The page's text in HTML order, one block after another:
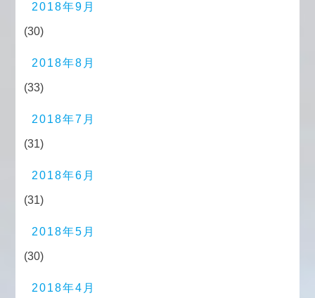
2018年9月
(30)
2018年8月
(33)
2018年7月
(31)
2018年6月
(31)
2018年5月
(30)
2018年4月